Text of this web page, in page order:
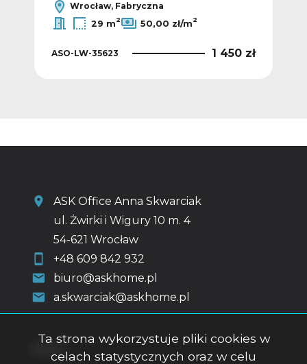
Wrocław, Fabryczna
29 m2 50,00 zł/m2
ASO-LW-35623 1 450 zł
ASK Office Anna Skwarciak
ul. Żwirki i Wigury 10 m. 4
54-621 Wrocław
+48 609 842 932
biuro@askhome.pl
a.skwarciak@askhome.pl
Ta strona wykorzystuje pliki cookies w
celach statystycznych oraz w celu